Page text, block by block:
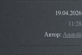
19.04.2026
11:28
Автор:Anatolii